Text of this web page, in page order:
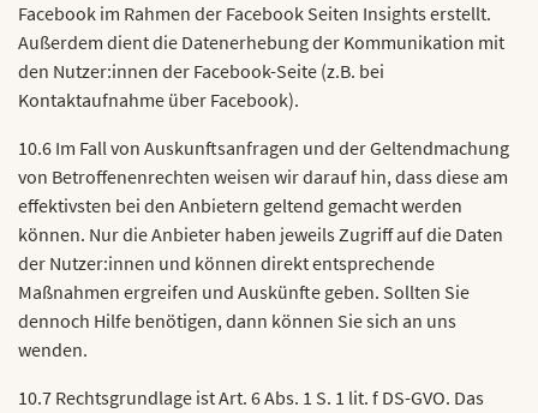
Facebook im Rahmen der Facebook Seiten Insights erstellt.
Außerdem dient die Datenerhebung der Kommunikation mit
den Nutzer:innen der Facebook-Seite (z.B. bei
Kontaktaufnahme über Facebook).
10.6 Im Fall von Auskunftsanfragen und der Geltendmachung
von Betroffenenrechten weisen wir darauf hin, dass diese am
effektivsten bei den Anbietern geltend gemacht werden
können. Nur die Anbieter haben jeweils Zugriff auf die Daten
der Nutzer:innen und können direkt entsprechende
Maßnahmen ergreifen und Auskünfte geben. Sollten Sie
dennoch Hilfe benötigen, dann können Sie sich an uns
wenden.
10.7 Rechtsgrundlage ist Art. 6 Abs. 1 S. 1 lit. f DS-GVO. Das